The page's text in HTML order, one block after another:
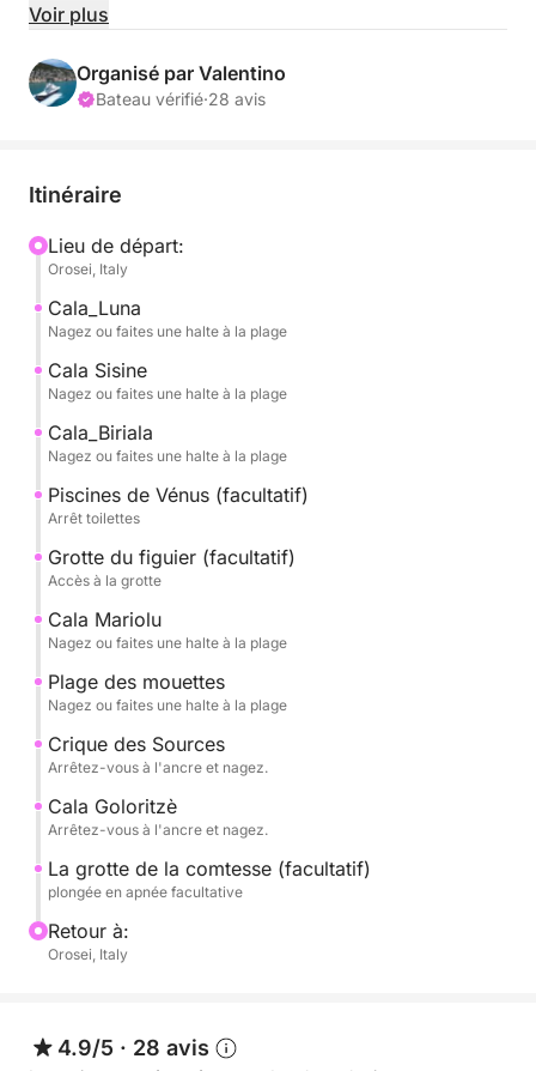
privées et exclusives à la journée.
Nous avons choisi de proposer uniquement des
excursions exclusives afin que vous puissiez profiter
passagers maximum.
Départ de l'embarcadère de Marina di Orosei à
10h00, retour à 18h00, ou sur demande de 13h00 au
coucher du soleil.
Il est possible de faire une escale à Cala Gonone
pour l'embarquement et le débarquement.
Vous découvrirez les joyaux du golfe d'Orosei,
la plage.
CALA MARIOLU, réputée pour la couleur de ses eaux
et sa plage de sable blanc.
CALA GOLORITZÈ, joyau incontesté du golfe, élue
Meilleure Plage du Monde 2025.
sa plage de galets de marbre sphériques, idéale
pour les amoureux.
Et aussi, les Piscines de Vénus, Cala Sisine, Cala Ziu
GROTTA DEL FICO (accessible à pied, en option)
Voir plus
Organisé par Valentino
Bateau vérifié·28 avis
Itinéraire
Lieu de départ:
Orosei, Italy
Cala_Luna
Nagez ou faites une halte à la plage
Cala Sisine
Nagez ou faites une halte à la plage
Cala_Biriala
Nagez ou faites une halte à la plage
Piscines de Vénus (facultatif)
Arrêt toilettes
Grotte du figuier (facultatif)
Accès à la grotte
Cala Mariolu
Nagez ou faites une halte à la plage
Plage des mouettes
Nagez ou faites une halte à la plage
Crique des Sources
Arrêtez-vous à l'ancre et nagez.
Cala Goloritzè
Arrêtez-vous à l'ancre et nagez.
La grotte de la comtesse (facultatif)
plongée en apnée facultative
Retour à:
Orosei, Italy
4.9/5 · 28 avis